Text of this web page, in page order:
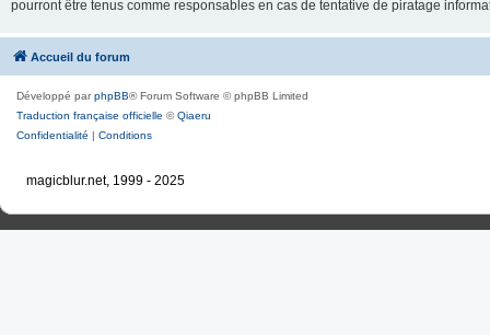
pourront être tenus comme responsables en cas de tentative de piratage
Accueil du forum
Développé parphpBB® Forum Software © phpBB Limited
Traduction française officielle ©Qiaeru
Confidentialité | Conditions
magicblur.net, 1999 - 2025